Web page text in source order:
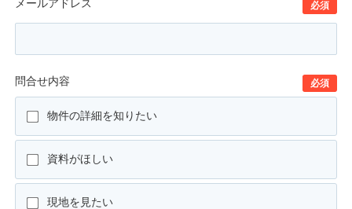
メールアドレス 必須
問合せ内容 必須
物件の詳細を知りたい
資料がほしい
現地を見たい